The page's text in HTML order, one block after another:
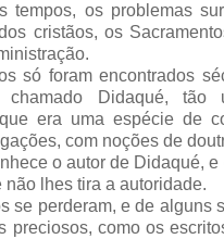
tempos, os problemas
cristãos, os
só foram encontrados
Didaqué, tão
era uma espécie de
com noções de
o autor de Didaqué,
não lhes tira a autoridade.
se perderam, e de alguns
preciosos, como os